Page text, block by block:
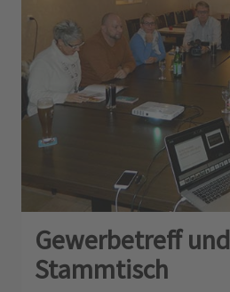
Gewerbetreff und
Stammtisch